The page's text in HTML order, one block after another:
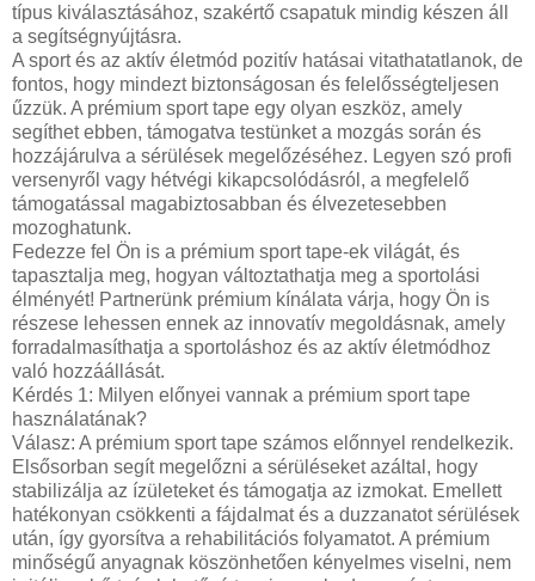
típus kiválasztásához, szakértő csapatuk mindig készen áll
a segítségnyújtásra.
A sport és az aktív életmód pozitív hatásai vitathatatlanok, de
fontos, hogy mindezt biztonságosan és felelősségteljesen
űzzük. A prémium sport tape egy olyan eszköz, amely
segíthet ebben, támogatva testünket a mozgás során és
hozzájárulva a sérülések megelőzéséhez. Legyen szó profi
versenyről vagy hétvégi kikapcsolódásról, a megfelelő
támogatással magabiztosabban és élvezetesebben
mozoghatunk.
Fedezze fel Ön is a prémium sport tape-ek világát, és
tapasztalja meg, hogyan változtathatja meg a sportolási
élményét! Partnerünk prémium kínálata várja, hogy Ön is
részese lehessen ennek az innovatív megoldásnak, amely
forradalmasíthatja a sportoláshoz és az aktív életmódhoz
való hozzáállását.
Kérdés 1: Milyen előnyei vannak a prémium sport tape
használatának?
Válasz: A prémium sport tape számos előnnyel rendelkezik.
Elsősorban segít megelőzni a sérüléseket azáltal, hogy
stabilizálja az ízületeket és támogatja az izmokat. Emellett
hatékonyan csökkenti a fájdalmat és a duzzanatot sérülések
után, így gyorsítva a rehabilitációs folyamatot. A prémium
minőségű anyagnak köszönhetően kényelmes viselni, nem